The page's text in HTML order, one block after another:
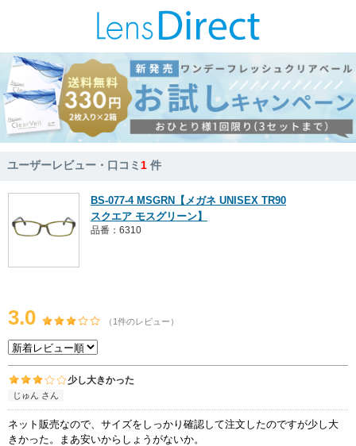
ユーザーレビュー・口コミ1 件
BS-077-4 MSGRN【メガネ UNISEX TR90
スクエア モスグリーン】
品番：6310
3.0 （1件のレビュー）
少し大きかった
じゅん さん
ネット販売なので、サイズをしっかり確認して注文したのですが少し大
きかった。まあ安いからしょうがないか。